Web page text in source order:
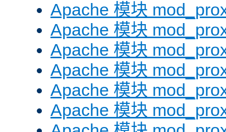
Apache 模块
Apache 模块
Apache 模块
Apache 模块
Apache 模块
Apache 模块